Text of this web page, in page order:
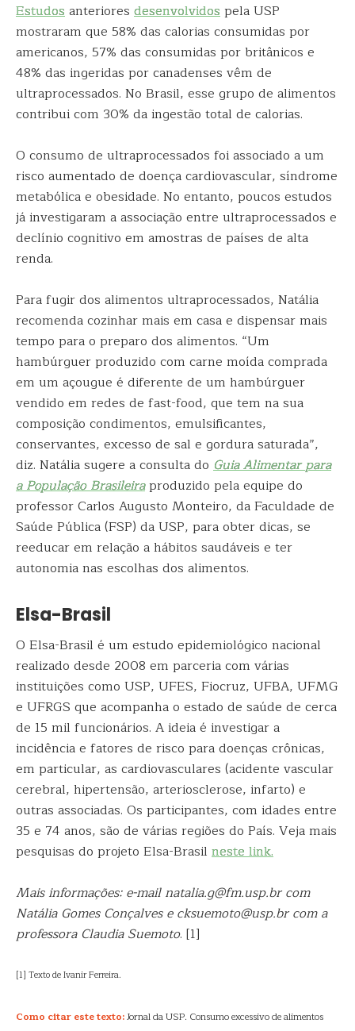
Estudosanteriores desenvolvidospela USP
mostraram que 58% das calorias consumidas por
americanos, 57% das consumidas por britânicos e
48% das ingeridas por canadenses vêm de
ultraprocessados. No Brasil, esse grupo de alimentos
contribui com 30% da ingestão total de calorias.
O consumo de ultraprocessados foi associado a um
risco aumentado de doença cardiovascular, síndrome
metabólica e obesidade. No entanto, poucos estudos
já investigaram a associação entre ultraprocessados e
declínio cognitivo em amostras de países de alta
renda.
Para fugir dos alimentos ultraprocessados, Natália
recomenda cozinhar mais em casa e dispensar mais
tempo para o preparo dos alimentos. “Um
hambúrguer produzido com carne moída comprada
em um açougue é diferente de um hambúrguer
vendido em redes de fast-food, que tem na sua
composição condimentos, emulsificantes,
conservantes, excesso de sal e gordura saturada”,
diz. Natália sugere a consulta do Guia Alimentar para
a População Brasileiraproduzido pela equipe do
professor Carlos Augusto Monteiro, da Faculdade de
Saúde Pública (FSP) da USP, para obter dicas, se
reeducar em relação a hábitos saudáveis e ter
autonomia nas escolhas dos alimentos.
Elsa-Brasil
O Elsa-Brasil é um estudo epidemiológico nacional
realizado desde 2008 em parceria com várias
instituições como USP, UFES, Fiocruz, UFBA, UFMG
e UFRGS que acompanha o estado de saúde de cerca
de 15 mil funcionários. A ideia é investigar a
incidência e fatores de risco para doenças crônicas,
em particular, as cardiovasculares (acidente vascular
cerebral, hipertensão, arteriosclerose, infarto) e
outras associadas. Os participantes, com idades entre
35 e 74 anos, são de várias regiões do País. Veja mais
pesquisas do projeto Elsa-Brasil neste link.
Mais informações: e-mail natalia.g@fm.usp.br com
Natália Gomes Conçalves e cksuemoto@usp.br com a
professora Claudia Suemoto. [1]
[1] Texto de Ivanir Ferreira.
Como citar este texto:Jornal da USP. Consumo excessivo de alimentos